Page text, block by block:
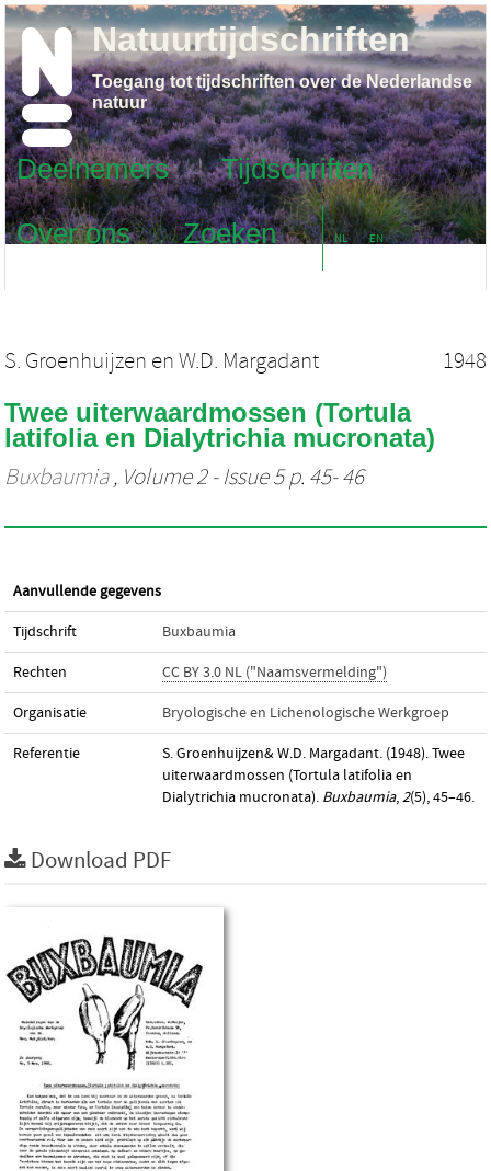
Deelnemers
Tijdschriften
Over ons
Zoeken NL EN
Natuurtijdschriften
Toegang tot tijdschriften over de Nederlandse
natuur
S. Groenhuijzen en W.D. Margadant 1948
Twee uiterwaardmossen (Tortula
latifolia en Dialytrichia mucronata)
Buxbaumia, Volume 2 - Issue 5 p. 45- 46
Aanvullende gegevens
Tijdschrift Buxbaumia
Rechten CC BY 3.0 NL ("Naamsvermelding")
Organisatie Bryologische en Lichenologische Werkgroep
Referentie
S. Groenhuijzen& W.D. Margadant. (1948). Twee
uiterwaardmossen (Tortula latifolia en
Dialytrichia mucronata). Buxbaumia,2(5), 45–46.
Download PDF